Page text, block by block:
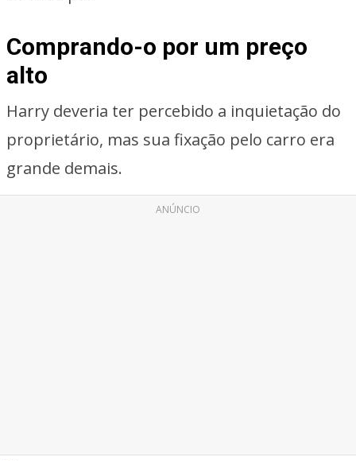
Comprando-o por um preço
alto
Harry deveria ter percebido a inquietação do
proprietário, mas sua fixação pelo carro era
grande demais.
ANÚNCIO